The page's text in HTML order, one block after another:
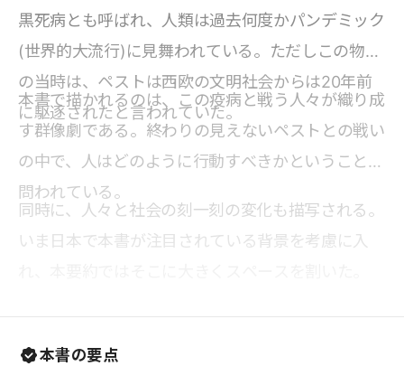
黒死病とも呼ばれ、人類は過去何度かパンデミック
(世界的大流行)に見舞われている。ただしこの物語
の当時は、ペストは西欧の文明社会からは20年前
に駆逐されたと言われていた。
本書で描かれるのは、この疫病と戦う人々が織り成
す群像劇である。終わりの見えないペストとの戦い
の中で、人はどのように行動すべきかということが
問われている。
同時に、人々と社会の刻一刻の変化も描写される。
いま日本で本書が注目されている背景を考慮に入
本書の要点